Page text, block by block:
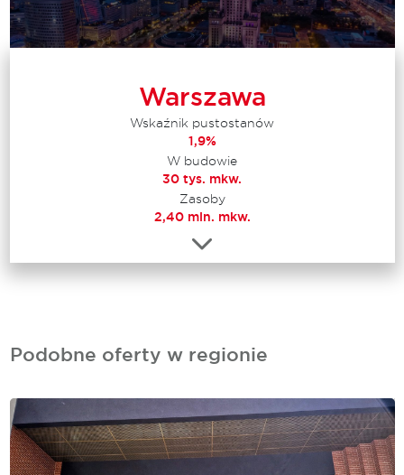
Warszawa
Wskaźnik pustostanów
1,9%
W budowie
30 tys. mkw.
Zasoby
2,40 mln. mkw.
Podobne oferty w regionie